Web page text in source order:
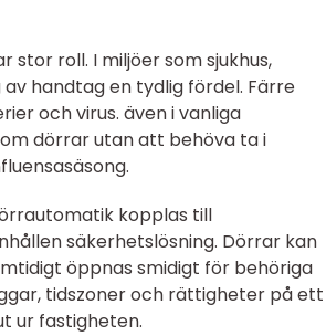
roll. I miljöer som sjukhus,
handtag en tydlig fördel. Färre
och virus. även i vanliga
dörrar utan att behöva ta i
kopplas till
säkerhetslösning. Dörrar kan
öppnas smidigt för behöriga
tidszoner och rättigheter på ett
ur fastigheten.